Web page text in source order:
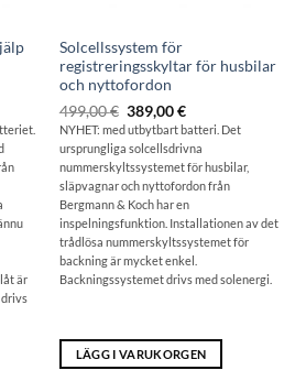
är
Solcellssystem för
registreringsskyltar för husbilar
och nyttofordon
499,00€ Ursprungligt
pris:
499,00
€
389,00€Det
aktuella
priset
är:
389,00
€.
NYHET: med utbytbart batteri. Det
ursprungliga solcellsdrivna
nummerskyltssystemet för husbilar,
släpvagnar och nyttofordonfrån
Bergmann & Koch har en
inspelningsfunktion. Installationen av det
trådlösa nummerskyltssystemet för
backning är mycket enkel.
Backningssystemet drivs med solenergi.
LÄGG I VARUKORGEN